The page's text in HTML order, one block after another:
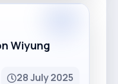
Wiyung
28 July 2025